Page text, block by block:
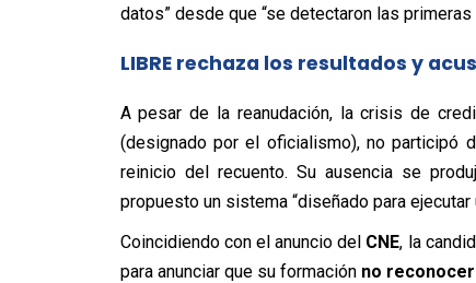
datos” desde que “se detectaron las
LIBRE rechaza los resultados y
A pesar de la reanudación, la crisis de
(designado por el oficialismo), no
reinicio del recuento. Su ausencia se
propuesto un sistema “diseñado para ejecutar
Coincidiendo con el anuncio del CNE, la
para anunciar que su formación no